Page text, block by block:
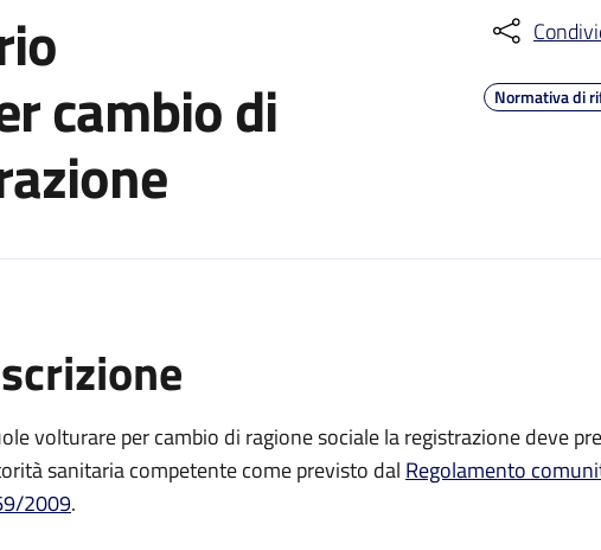
cambio di Normativa di
volturare per cambio di ragione sociale la registrazione deve
sanitaria competente come previsto dal Regolamento
2009.